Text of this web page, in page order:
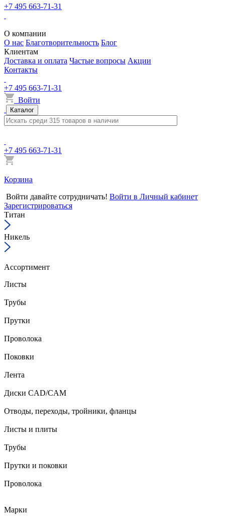
+7 495 663-71-31
О компании
О нас Благотворительность Блог
Клиентам
Доставка и оплата Частые вопросы Акции
Контакты
+7 495 663-71-31
Войти
Каталог
+7 495 663-71-31
Корзина
Войти давайте сотрудничать! Войти в Личный кабинет
Зарегистрироваться
Титан
Никель
Ассортимент
Листы
Трубы
Прутки
Проволока
Поковки
Лента
Диски CAD/CAM
Отводы, переходы, тройники, фланцы
Листы и плиты
Трубы
Прутки и поковки
Проволока
Марки